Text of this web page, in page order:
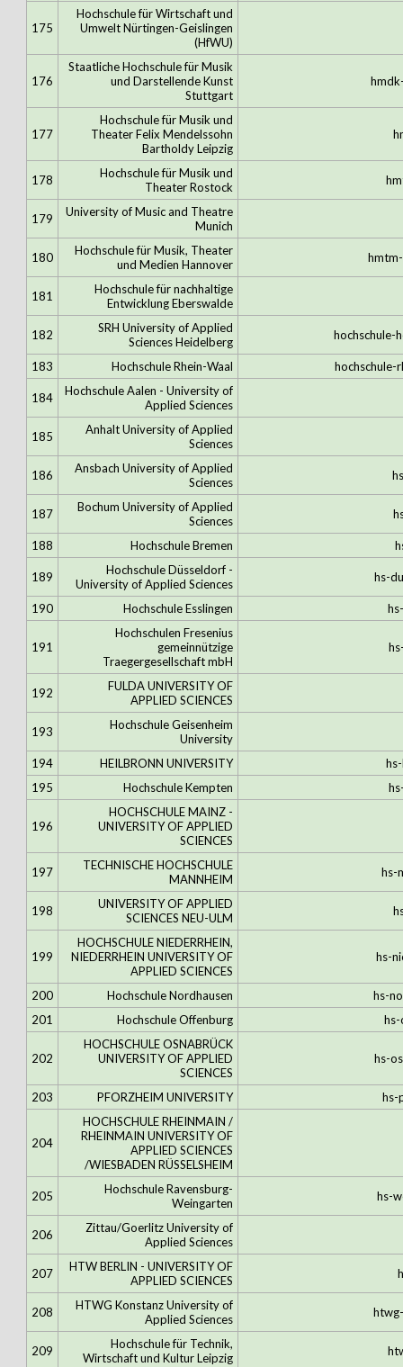
175
Hochschule für Wirtschaft und
Umwelt Nürtingen-Geislingen
(HfWU)
176
Staatliche Hochschule für Musik
und Darstellende Kunst
Stuttgart
177
Hochschule für Musik und
Theater Felix Mendelssohn
Bartholdy Leipzig
178
Hochschule für Musik und
Theater Rostock
179
University of Music and Theatre
Munich
180
Hochschule für Musik, Theater
und Medien Hannover
181
Hochschule für nachhaltige
Entwicklung Eberswalde
182
SRH University of Applied
Sciences Heidelberg
hochschule-
183 Hochschule Rhein-Waal hochschule-
184
Hochschule Aalen - University of
Applied Sciences
185
Anhalt University of Applied
Sciences
186
Ansbach University of Applied
Sciences
187
Bochum University of Applied
Sciences
188 Hochschule Bremen
189
Hochschule Düsseldorf -
University of Applied Sciences
hs-
190 Hochschule Esslingen
191
Hochschulen Fresenius
gemeinnützige
Traegergesellschaft mbH
192
FULDA UNIVERSITY OF
APPLIED SCIENCES
193
Hochschule Geisenheim
University
194
HEILBRONN UNIVERSITY
195
Hochschule Kempten
196
HOCHSCHULE MAINZ -
UNIVERSITY OF APPLIED
SCIENCES
197
TECHNISCHE HOCHSCHULE
MANNHEIM
hs-
198
UNIVERSITY OF APPLIED
SCIENCES NEU-ULM
199
HOCHSCHULE NIEDERRHEIN,
NIEDERRHEIN UNIVERSITY OF
APPLIED SCIENCES
hs-
200 Hochschule Nordhausen
hs-
201
Hochschule Offenburg
202
HOCHSCHULE OSNABRÜCK
UNIVERSITY OF APPLIED
SCIENCES
hs-
203 PFORZHEIM UNIVERSITY hs-
204
HOCHSCHULE RHEINMAIN /
RHEINMAIN UNIVERSITY OF
APPLIED SCIENCES
/WIESBADEN RÜSSELSHEIM
205
Hochschule Ravensburg-
Weingarten
hs-
206
Zittau/Goerlitz University of
Applied Sciences
207
HTW BERLIN - UNIVERSITY OF
APPLIED SCIENCES
208
HTWG Konstanz University of
Applied Sciences
209
Hochschule für Technik,
Wirtschaft und Kultur Leipzig